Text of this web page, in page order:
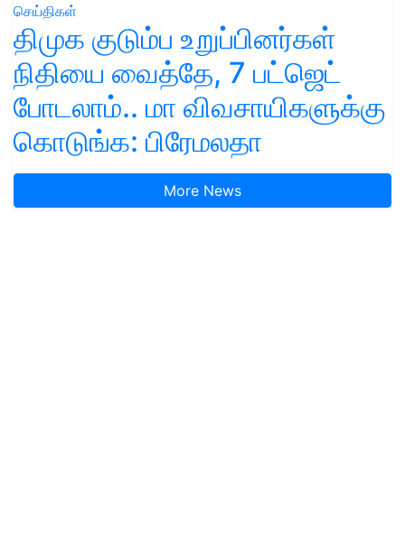
செய்திகள்
திமுக குடும்ப உறுப்பினர்கள்
நிதியை வைத்தே, 7 பட்ஜெட்
போடலாம்.. மா விவசாயிகளுக்கு
கொடுங்க: பிரேமலதா
More News